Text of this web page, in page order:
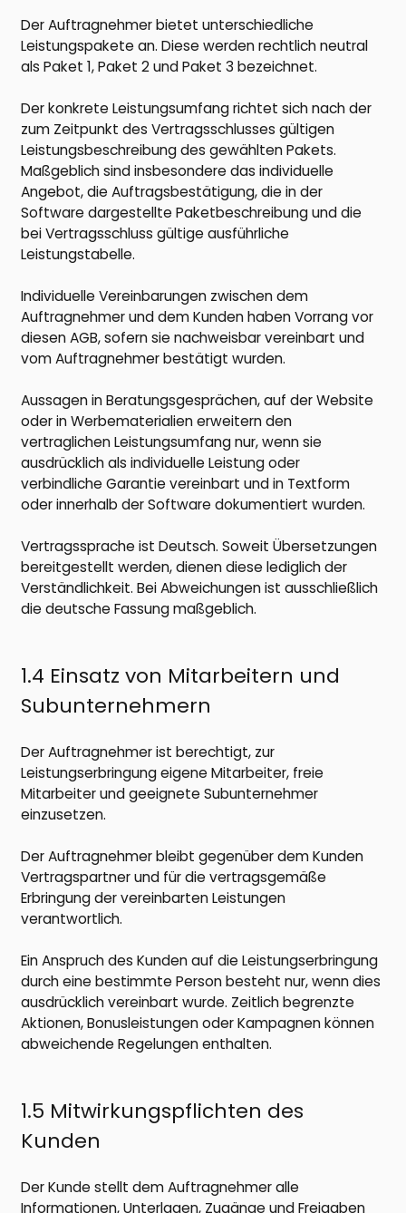
Der Auftragnehmer bietet unterschiedliche
Leistungspakete an. Diese werden rechtlich neutral
als Paket 1, Paket 2 und Paket 3 bezeichnet.
Der konkrete Leistungsumfang richtet sich nach der
zum Zeitpunkt des Vertragsschlusses gültigen
Leistungsbeschreibung des gewählten Pakets.
Maßgeblich sind insbesondere das individuelle
Angebot, die Auftragsbestätigung, die in der
Software dargestellte Paketbeschreibung und die
bei Vertragsschluss gültige ausführliche
Leistungstabelle.
Individuelle Vereinbarungen zwischen dem
Auftragnehmer und dem Kunden haben Vorrang vor
diesen AGB, sofern sie nachweisbar vereinbart und
vom Auftragnehmer bestätigt wurden.
Aussagen in Beratungsgesprächen, auf der Website
oder in Werbematerialien erweitern den
vertraglichen Leistungsumfang nur, wenn sie
ausdrücklich als individuelle Leistung oder
verbindliche Garantie vereinbart und in Textform
oder innerhalb der Software dokumentiert wurden.
Vertragssprache ist Deutsch. Soweit Übersetzungen
bereitgestellt werden, dienen diese lediglich der
Verständlichkeit. Bei Abweichungen ist ausschließlich
die deutsche Fassung maßgeblich.
1.4 Einsatz von Mitarbeitern und
Subunternehmern
Der Auftragnehmer ist berechtigt, zur
Leistungserbringung eigene Mitarbeiter, freie
Mitarbeiter und geeignete Subunternehmer
einzusetzen.
Der Auftragnehmer bleibt gegenüber dem Kunden
Vertragspartner und für die vertragsgemäße
Erbringung der vereinbarten Leistungen
verantwortlich.
Ein Anspruch des Kunden auf die Leistungserbringung
durch eine bestimmte Person besteht nur, wenn dies
ausdrücklich vereinbart wurde. Zeitlich begrenzte
Aktionen, Bonusleistungen oder Kampagnen können
abweichende Regelungen enthalten.
1.5 Mitwirkungspflichten des
Kunden
Der Kunde stellt dem Auftragnehmer alle
Informationen, Unterlagen, Zugänge und Freigaben